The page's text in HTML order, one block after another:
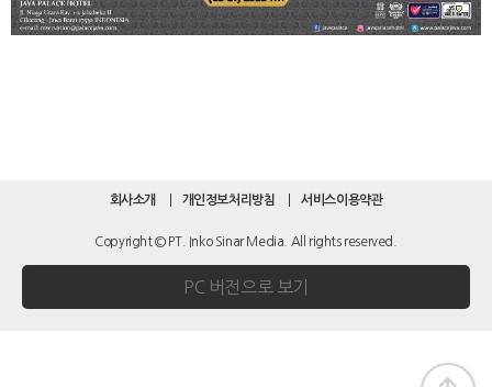
회사소개 개인정보처리방침 서비스이용약관
Copyright © PT. Inko Sinar Media. All rights reserved.
PC 버전으로 보기